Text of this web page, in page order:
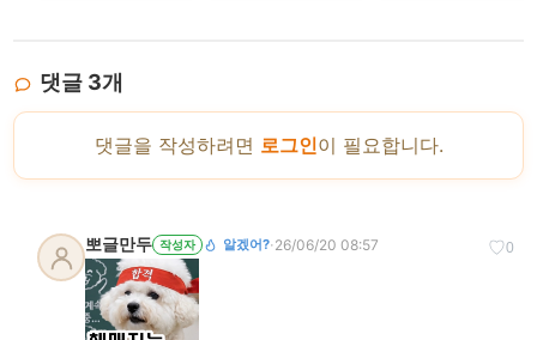
댓글 3개
댓글을 작성하려면 로그인이 필요합니다.
♡0
뽀글만두 작성자 알겠어?·26/06/20 08:57